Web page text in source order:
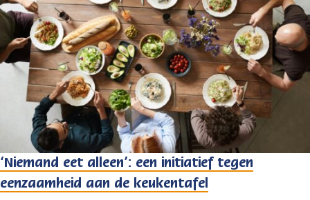
‘Niemand eet alleen’: een initiatief tegen
eenzaamheid aan de keukentafel